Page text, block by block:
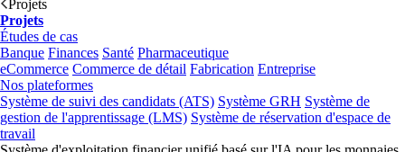
Projets
Projets
Études de cas
Banque Finances Santé Pharmaceutique
eCommerce Commerce de détail Fabrication Entreprise
Nos plateformes
Système de suivi des candidats (ATS) Système GRH Système de
gestion de l'apprentissage (LMS) Système de réservation d'espace de
travail